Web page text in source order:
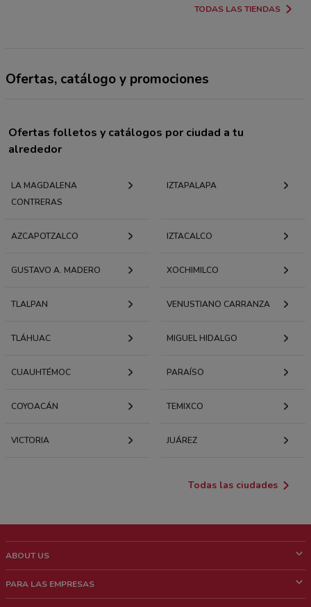
TODAS LAS TIENDAS
Ofertas, catálogo y promociones
Ofertas folletos y catálogos por ciudad a tu
alrededor
LA MAGDALENA
CONTRERAS
IZTAPALAPA
AZCAPOTZALCO IZTACALCO
GUSTAVO A. MADERO XOCHIMILCO
TLALPAN VENUSTIANO CARRANZA
TLÁHUAC MIGUEL HIDALGO
CUAUHTÉMOC PARAÍSO
COYOACÁN TEMIXCO
VICTORIA JUÁREZ
Todas las ciudades
ABOUT US
¿Quiénes Somos?
PARA LAS EMPRESAS